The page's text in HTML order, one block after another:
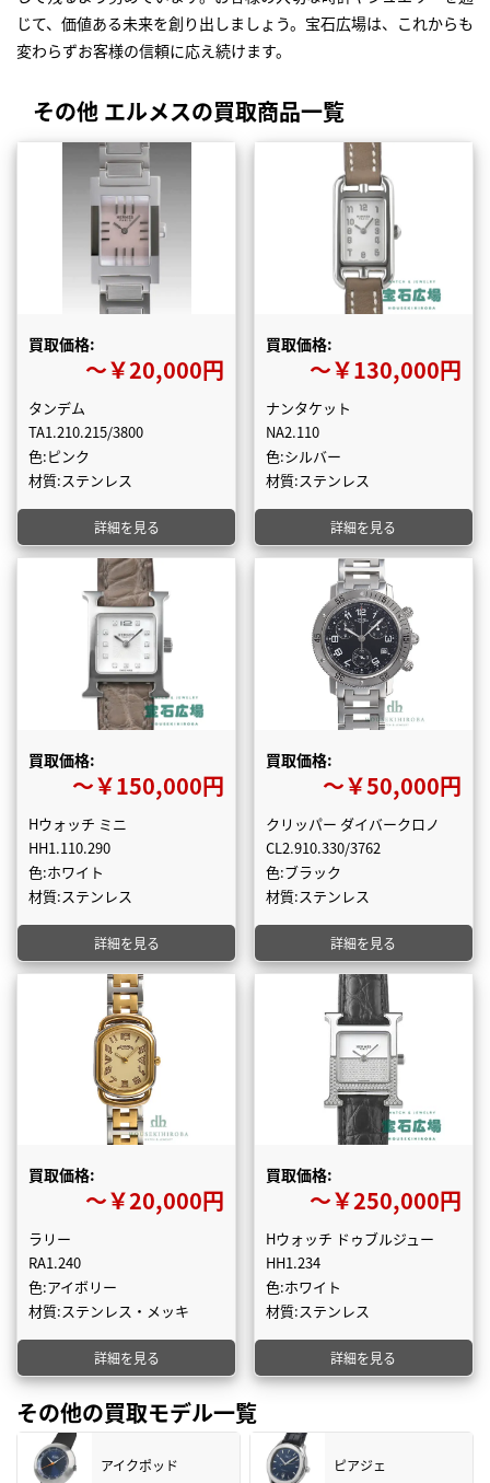
じて、価値ある未来を創り出しましょう。宝石広場は、これからも
変わらずお客様の信頼に応え続けます。
その他 エルメスの買取商品一覧
買取価格:
〜￥20,000円
タンデム
TA1.210.215/3800
色:ピンク
材質:ステンレス
詳細を見る
買取価格:
〜￥130,000円
ナンタケット
NA2.110
色:シルバー
材質:ステンレス
詳細を見る
買取価格:
〜￥150,000円
Hウォッチ ミニ
HH1.110.290
色:ホワイト
材質:ステンレス
詳細を見る
買取価格:
〜￥50,000円
クリッパー ダイバークロノ
CL2.910.330/3762
色:ブラック
材質:ステンレス
詳細を見る
買取価格:
〜￥20,000円
ラリー
RA1.240
色:アイボリー
材質:ステンレス・メッキ
詳細を見る
買取価格:
〜￥250,000円
Hウォッチ ドゥブルジュー
HH1.234
色:ホワイト
材質:ステンレス
詳細を見る
その他の買取モデル一覧
アイクポッド ピアジェ